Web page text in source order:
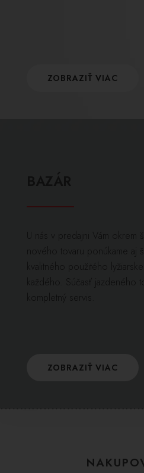
ZOBRAZIŤ VIAC
U nás v predajni Vám okrem
nového tovaru ponúkame aj
kvalitného použitého
každého. Súčasť jazdeného
kompletný servis.
ZOBRAZIŤ VIAC